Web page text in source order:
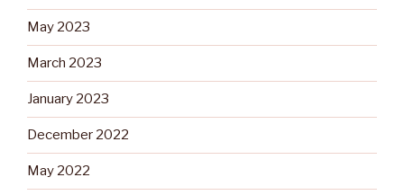
May 2023
March 2023
January 2023
December 2022
May 2022